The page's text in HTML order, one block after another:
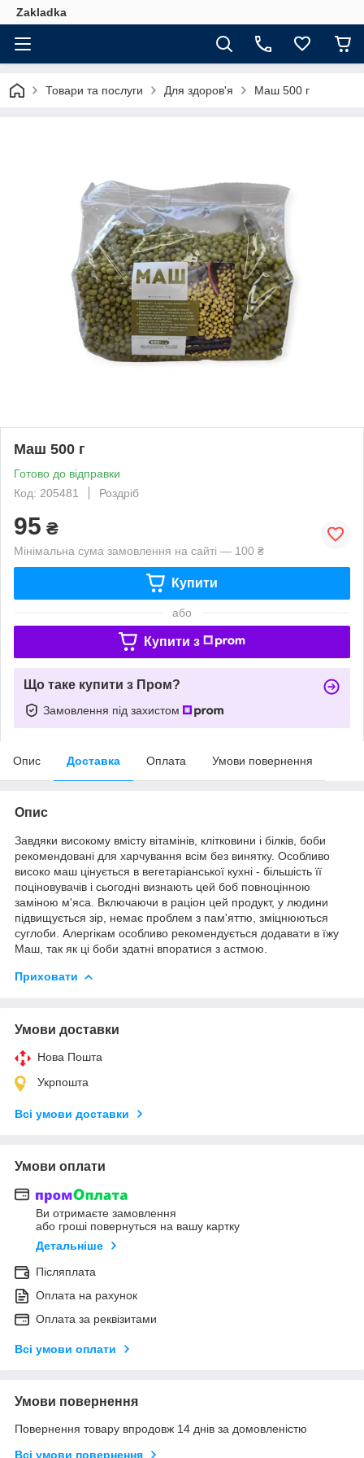
Zakladka
Товари та послуги Для здоров'я Маш 500 г
Маш 500 г
Готово до відправки
Код: 205481
Роздріб
95 ₴
Мінімальна сума замовлення на сайті — 100 ₴
Купити
або
Купити з
Що таке купити з Пром?
Замовлення під захистом
Опис Доставка Оплата Умови повернення
Опис
Завдяки високому вмісту вітамінів, клітковини і білків, боби
рекомендовані для харчування всім без винятку. Особливо
високо маш цінується в вегетаріанської кухні - більшість її
поціновувачів і сьогодні визнають цей боб повноцінною
заміною м'яса. Включаючи в раціон цей продукт, у людини
підвищується зір, немає проблем з пам'яттю, зміцнюються
суглоби. Алергікам особливо рекомендується додавати в їжу
Маш, так як ці боби здатні впоратися з астмою.
Приховати
Умови доставки
Нова Пошта
Укрпошта
Всі умови доставки
Умови оплати
Ви отримаєте замовлення
або гроші повернуться на вашу картку
Детальніше
Післяплата
Оплата на рахунок
Оплата за реквізитами
Всі умови оплати
Умови повернення
Повернення товару впродовж 14 днів за домовленістю
Всі умови повернення